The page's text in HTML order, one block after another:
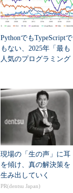
PythonでもTypeScriptで
もない、2025年「最も
人気のプログラミング
現場の「生の声」に耳
を傾け、真の解決策を
生み出していく
PR(dentsu Japan)